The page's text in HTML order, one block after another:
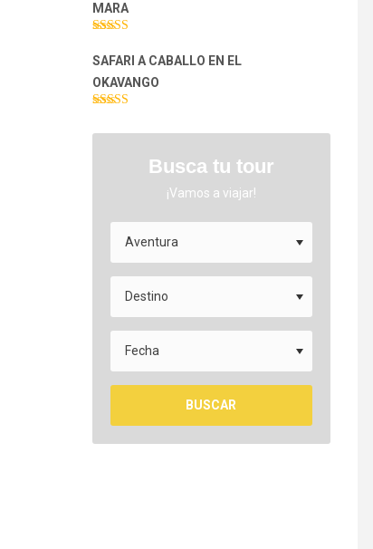
MARA
5.00de 5
SAFARI A CABALLO EN EL
OKAVANGO
5.00de 5
Busca tu tour
¡Vamos a viajar!
BUSCAR